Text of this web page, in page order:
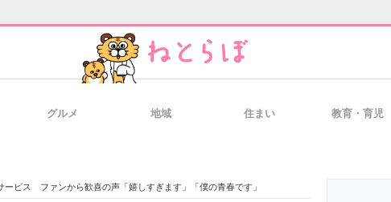
グルメ 地域 住まい 教育・育児
ビス ファンから歓喜の声「嬉しすぎます」「僕の青春です」